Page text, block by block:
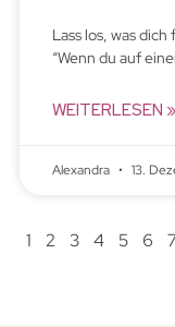
Lass los, was
“Wenn du auf
WEITERLESEN »
Alexandra 13.
1 2 3 4 5 6